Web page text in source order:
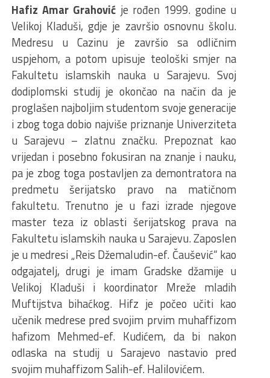
Hafiz Amar Grahović je rođen 1999. godine u
Velikoj Kladuši, gdje je završio osnovnu školu.
Medresu u Cazinu je završio sa odličnim
uspjehom, a potom upisuje teološki smjer na
Fakultetu islamskih nauka u Sarajevu. Svoj
dodiplomski studij je okončao na način da je
proglašen najboljim studentom svoje generacije
i zbog toga dobio najviše priznanje Univerziteta
u Sarajevu – zlatnu značku. Prepoznat kao
vrijedan i posebno fokusiran na znanje i nauku,
pa je zbog toga postavljen za demontratora na
predmetu šerijatsko pravo na matičnom
fakultetu. Trenutno je u fazi izrade njegove
master teza iz oblasti šerijatskog prava na
Fakultetu islamskih nauka u Sarajevu. Zaposlen
je u medresi „Reis Džemaludin-ef. Čaušević“ kao
odgajatelj, drugi je imam Gradske džamije u
Velikoj Kladuši i koordinator Mreže mladih
Muftijstva bihaćkog. Hifz je počeo učiti kao
učenik medrese pred svojim prvim muhaffizom
hafizom Mehmed-ef. Kudićem, da bi nakon
odlaska na studij u Sarajevo nastavio pred
svojim muhaffizom Salih-ef. Halilovićem.